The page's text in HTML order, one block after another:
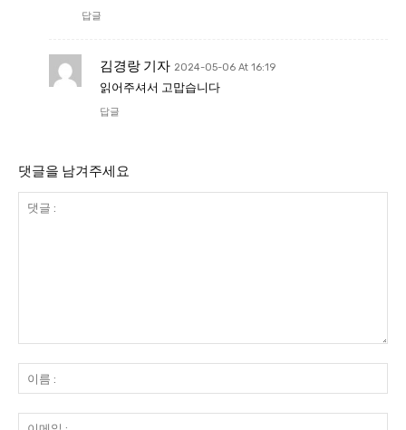
답글
김경랑 기자 2024-05-06 At 16:19
읽어주셔서 고맙습니다
답글
댓글을 남겨주세요
:
름
: